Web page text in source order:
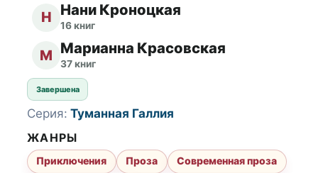
Н Нани Кроноцкая
16 книг
М Марианна Красовская
37 книг
Завершена
Серия: Туманная Галлия
ЖАНРЫ
Приключения Проза
Современная проза